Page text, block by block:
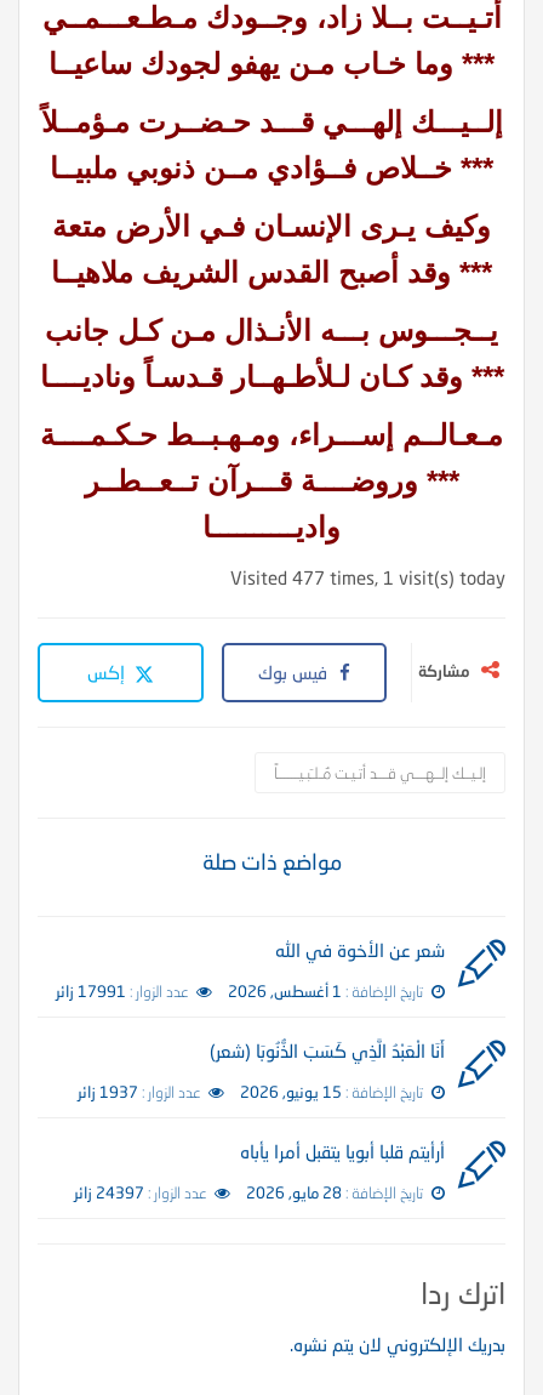
أتـيــت بــلا زاد، وجــودك مـطـعـــمــي
*** وما خـاب مـن يهفو لجودك ساعيــا
إلــيـــك إلهـــي قـــد حـضــرت مـؤمــلاً
*** خــلاص فــؤادي مــن ذنوبي ملبيــا
وكيف يـرى الإنسـان فـي الأرض متعة
*** وقد أصبح القدس الشريف ملاهيــا
يــجـــوس بـــه الأنـذال مـن كـل جانب
*** وقد كـان لـلأطـهــار قـدسـاً وناديــــا
مـعـالــم إســـراء، ومـهـبــط حـكـمــــة
*** وروضــــة قـــرآن تــعــطــر
واديــــــــــا
Visited 477 times, 1 visit(s) today
مشاركة فيس بوك إكس
إلـيــك إلــهـــي قـــد أتـيـت مُـلـَبـيــــــاً
مواضع ذات صلة
شعر عن الأخوة في الله
تاريخ الإضافة : 1 أغسطس, 2026 عدد الزوار : 17991 زائر
أَنَا الْعَبْدُ الَّذِي كَسَبَ الذُّنُوبَا (شعر)
تاريخ الإضافة : 15 يونيو, 2026 عدد الزوار : 1937 زائر
أرأيتم قلبا أبويا يتقبل أمرا يأباه
تاريخ الإضافة :28 مايو, 2026 عدد الزوار : 24397 زائر
اترك ردا
بدريك الإلكتروني لان يتم نشره.